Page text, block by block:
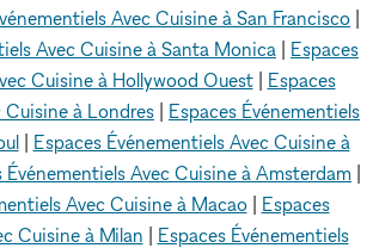
Avec Cuisine à San Francisco
Avec Cuisine à Santa Monica
Espaces
Cuisine à Hollywood Ouest| Espaces
Cuisine à Londres
Espaces Événementiels
| Espaces Événementiels Avec Cuisine à
Événementiels Avec Cuisine à Amsterdam
Avec Cuisine à Macao| Espaces
Cuisine à Milan
Espaces Événementiels